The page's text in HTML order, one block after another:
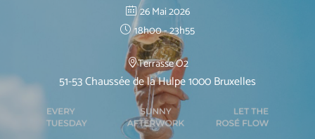
26 Mai 2026
18h00 - 23h55
Terrasse O2
51-53 Chaussée de la Hulpe 1000 Bruxelles